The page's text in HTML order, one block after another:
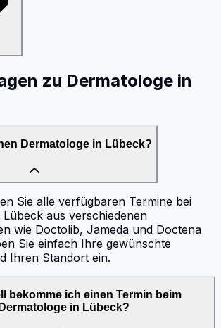
zu Dermatologe in
Dermatologe in Lübeck?
Sie alle verfügbaren Termine bei
aus verschiedenen
wie Doctolib, Jameda und Doctena
Sie einfach Ihre gewünschte
Ihren Standort ein.
bekomme ich einen Termin beim
Dermatologe in Lübeck?